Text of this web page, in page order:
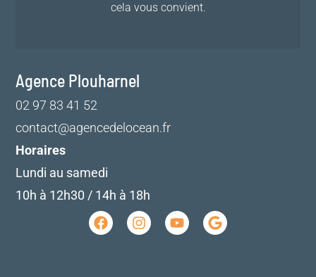
Agence Plouharnel
02 97 83 41 52
contact@agencedelocean.fr
Horaires
Lundi au samedi
10h à 12h30 / 14h à 18h
cela vous convient.